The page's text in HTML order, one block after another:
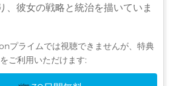
、彼女の戦略と統治を描いていま
プライムでは視聴できませんが、特典
をご利用いただけます: